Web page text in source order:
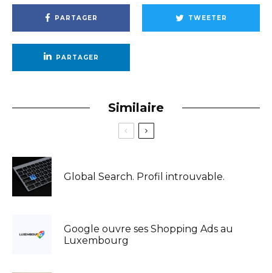
PARTAGER TWEETER
PARTAGER
Similaire
Global Search. Profil introuvable.
Google ouvre ses Shopping Ads au
Luxembourg